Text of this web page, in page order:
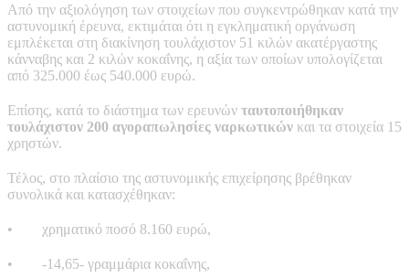
Από την αξιολόγηση των στοιχείων που συγκεντρώθηκαν κατά την
αστυνομική έρευνα, εκτιμάται ότι η εγκληματική οργάνωση
εμπλέκεται στη διακίνηση τουλάχιστον 51 κιλών ακατέργαστης
κάνναβης και 2 κιλών κοκαΐνης, η αξία των οποίων υπολογίζεται
από 325.000 έως 540.000 ευρώ.
Επίσης, κατά το διάστημα των ερευνών ταυτοποιήθηκαν
τουλάχιστον 200 αγοραπωλησίες ναρκωτικών και τα στοιχεία 15
χρηστών.
Τέλος, στο πλαίσιο της αστυνομικής επιχείρησης βρέθηκαν
συνολικά και κατασχέθηκαν:
• χρηματικό ποσό 8.160 ευρώ,
• -14,65- γραμμάρια κοκαΐνης,